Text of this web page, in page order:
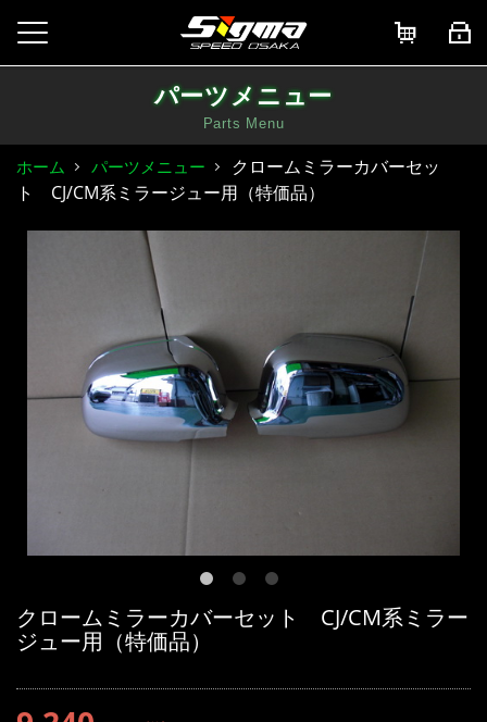
パーツメニュー
Parts Menu
ホーム パーツメニュー
クロームミラーカバーセッ
ト CJ/CM系ミラージュー用（特価品）
クロームミラーカバーセット CJ/CM系ミラー
ジュー用（特価品）